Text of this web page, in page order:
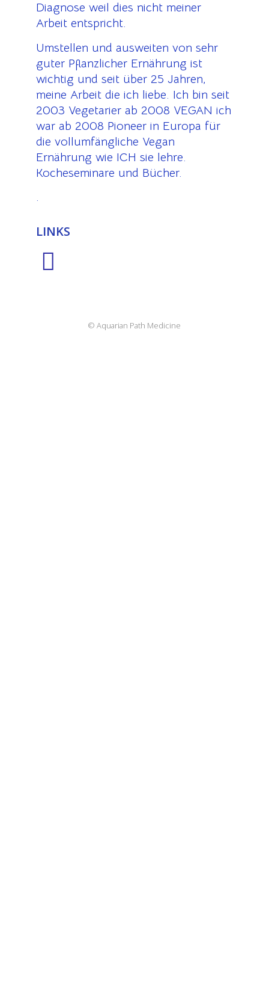
Diagnose weil dies nicht meiner
Arbeit entspricht.
Umstellen und ausweiten von sehr
guter Pflanzlicher Ernährung ist
wichtig und seit über 25 Jahren,
meine Arbeit die ich liebe. Ich bin seit
2003 Vegetarier ab 2008 VEGAN ich
war ab 2008 Pioneer in Europa für
die vollumfängliche Vegan
Ernährung wie ICH sie lehre.
Kocheseminare und Bücher.
.
LINKS
© Aquarian Path Medicine